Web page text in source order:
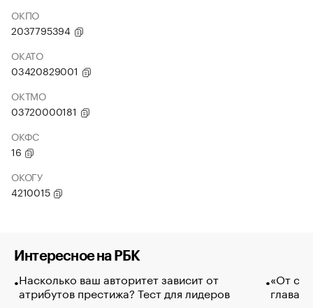
ОКПО
2037795394
ОКАТО
03420829001
ОКТМО
03720000181
ОКФС
16
ОКОГУ
4210015
Интересное на РБК
Насколько ваш авторитет зависит от
атрибутов престижа? Тест для лидеров
«От
глава